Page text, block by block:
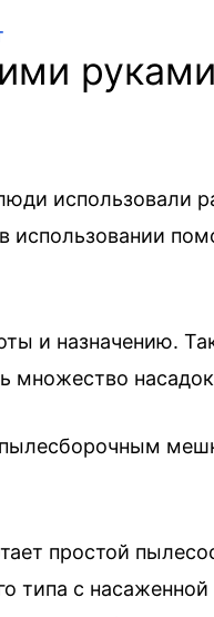
использовали
использовании
и назначению.
множество
простой
типа с